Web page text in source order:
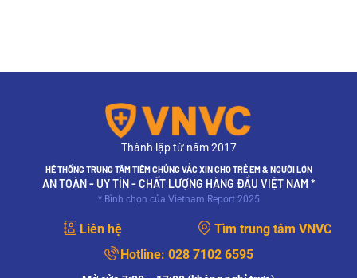
Thành lập từ năm 2017
HỆ THỐNG TRUNG TÂM TIÊM CHỦNG VẮC XIN CHO TRẺ EM & NGƯỜI LỚN
AN TOÀN - UY TÍN - CHẤT LƯỢNG HÀNG ĐẦU VIỆT NAM *
* Bình chọn của Vietnam Report 2025
Liên hệ
Tìm trung tâm VNVC
Hotline: 028 7102 6595